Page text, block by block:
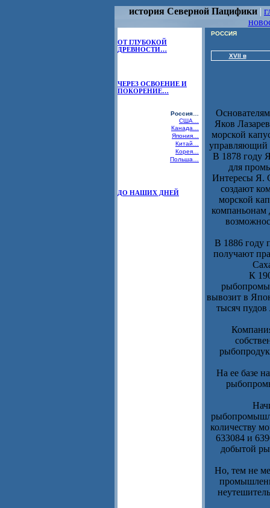
история Северной Пацифики |
ОТ ГЛУБОКОЙ
ДРЕВНОСТИ…
ЧЕРЕЗ ОСВОЕНИЕ И
ПОКОРЕНИЕ…
Россия…
США…
Канада…
Япония…
Китай…
Корея…
Польша…
ДО НАШИХ ДНЕЙ
РОССИЯ
XVII в
Яков
морской
управляющий
В 1878 году
для
Интересы Я.
создают
морской
компаньонам
В 1886 году
получают
К
вывозит в
тысяч пудов
На ее базе
количеству
633084 и
добытой
Но, тем не